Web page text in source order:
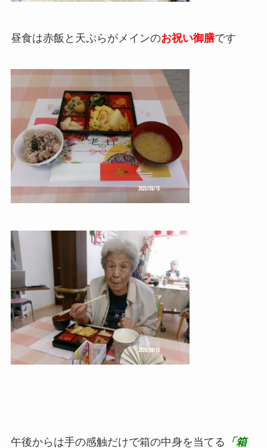
昼食は赤飯と天ぷらがメインのお祝い御膳です
午後からは手の感触だけで箱の中身を当てる 「箱